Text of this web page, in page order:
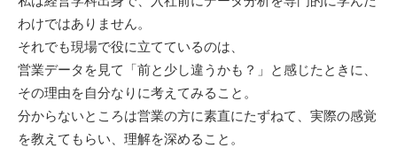
わけではありません。
それでも現場で役に立てているのは、
営業データを見て「前と少し違うかも？」と感じたときに、
その理由を自分なりに考えてみること。
分からないところは営業の方に素直にたずねて、実際の感覚
を教えてもらい、理解を深めること。